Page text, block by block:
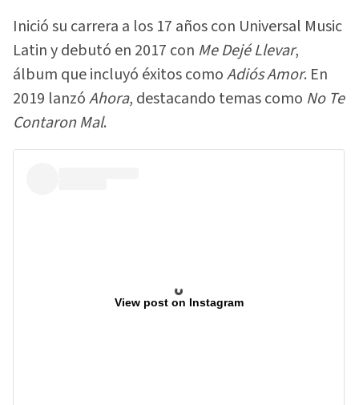
Inició su carrera a los 17 años con Universal Music
Latin y debutó en 2017 con Me Dejé Llevar,
álbum que incluyó éxitos comoAdiós Amor. En
2019 lanzóAhora, destacando temas como No Te
Contaron Mal.
View post on Instagram